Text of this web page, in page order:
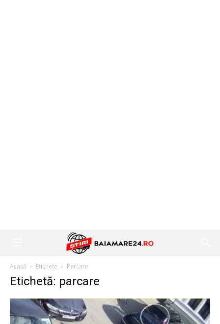
Acasă Etichete Parcare
Etichetă: parcare